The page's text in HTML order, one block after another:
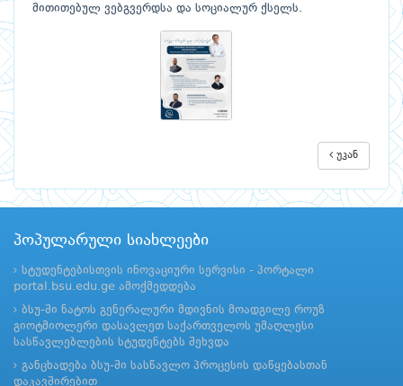
მითითებულ ვებგვერდსა და სოციალურ ქსელს.
უკან
პოპულარული სიახლეები
სტუდენტებისთვის ინოვაციური სერვისი - პორტალი
portal.bsu.edu.ge ამოქმედდება
ბსუ-ში ნატოს გენერალური მდივნის მოადგილე როუზ
გიოტმიოლერი დასავლეთ საქართველოს უმაღლესი
სასწავლებლების სტუდენტებს შეხვდა
განცხადება ბსუ-ში სასწავლო პროცესის დაწყებასთან
დაკავშირებით